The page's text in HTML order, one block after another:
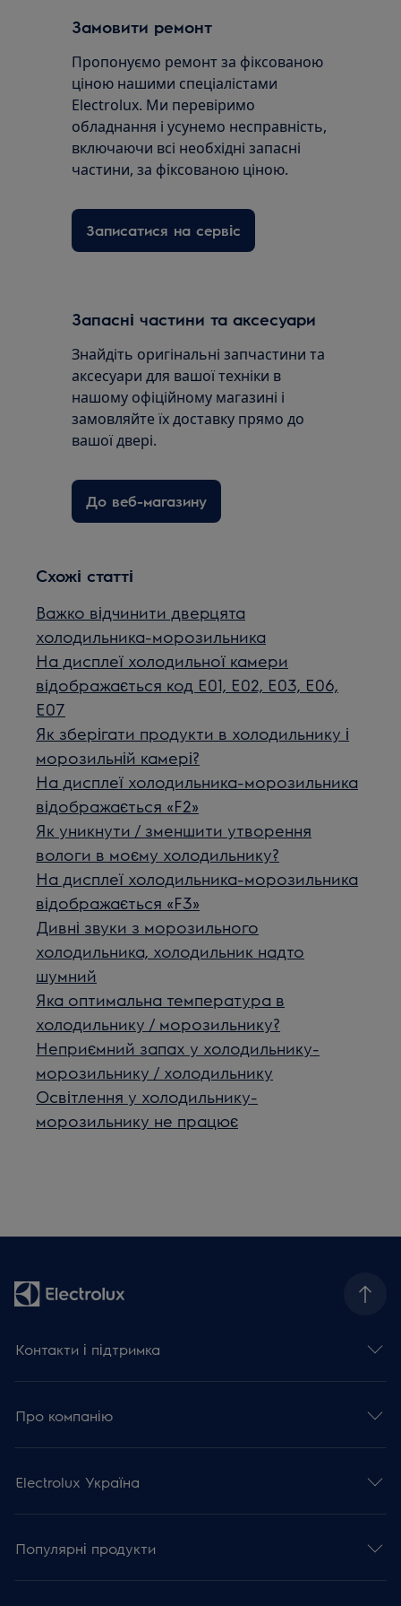
Замовити ремонт
Пропонуємо ремонт за фіксованою
ціною нашими спеціалістами
Electrolux. Ми перевіримо
обладнання і усунемо несправність,
включаючи всі необхідні запасні
частини, за фіксованою ціною.
Записатися на сервіс
Запасні частини та аксесуари
Знайдіть оригінальні запчастини та
аксесуари для вашої техніки в
нашому офіційному магазині і
замовляйте їх доставку прямо до
вашої двері.
До веб-магазину
Схожі статті
Важко відчинити дверцята
холодильника-морозильника
На дисплеї холодильної камери
відображається код E01, E02, E03, E06,
E07
Як зберігати продукти в холодильнику і
морозильній камері?
На дисплеї холодильника-морозильника
відображається «F2»
Як уникнути / зменшити утворення
вологи в моєму холодильнику?
На дисплеї холодильника-морозильника
відображається «F3»
Дивні звуки з морозильного
холодильника, холодильник надто
шумний
Яка оптимальна температура в
холодильнику / морозильнику?
Неприємний запах у холодильнику-
морозильнику / холодильнику
Освітлення у холодильнику-
морозильнику не працює
Контакти і підтримка
Про компанію
Electrolux Україна
Популярні продукти